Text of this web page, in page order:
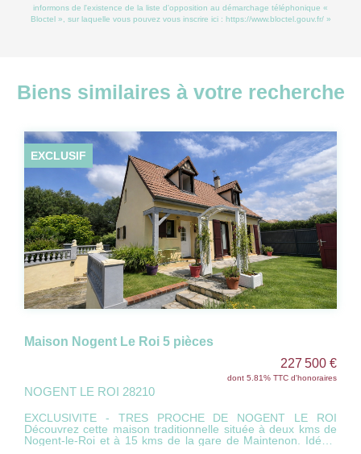
informons de l'existence de la liste d'opposition au démarchage téléphonique «
Bloctel », sur laquelle vous pouvez vous inscrire ici : https://www.bloctel.gouv.fr/»
Biens similaires à votre recherche
EXCLUSIF
Maison située à 5 minutes de Nogent le roi
181 000 €
dont 6.47% TTC d'honoraires
VILLEMEUX SUR EURE
L'agence vous propose en exclusivité cette charmante
maison au calme, située dans un village agréable disposant